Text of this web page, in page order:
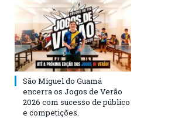
São Miguel do Guamá
encerra os Jogos de Verão
2026 com sucesso de público
e competições.